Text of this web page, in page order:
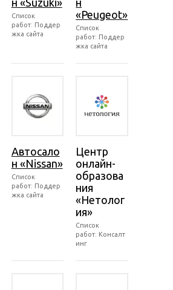
Список
работ: Поддер
жка сайта
«Peugeot»
Список
работ: Поддер
жка сайта
Автосало
н «Nissan»
Список
работ: Поддер
жка сайта
Центр
онлайн-
образова
ния
«Нетолог
ия»
Список
работ: Консалт
инг